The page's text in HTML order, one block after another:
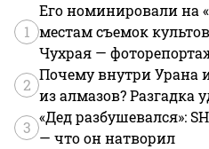
1
Его номинировали на
местам съемок
Чухрая —
2
Почему внутри Урана
из алмазов? Разгадка
3
«Дед разбушевался»:
— что он натворил